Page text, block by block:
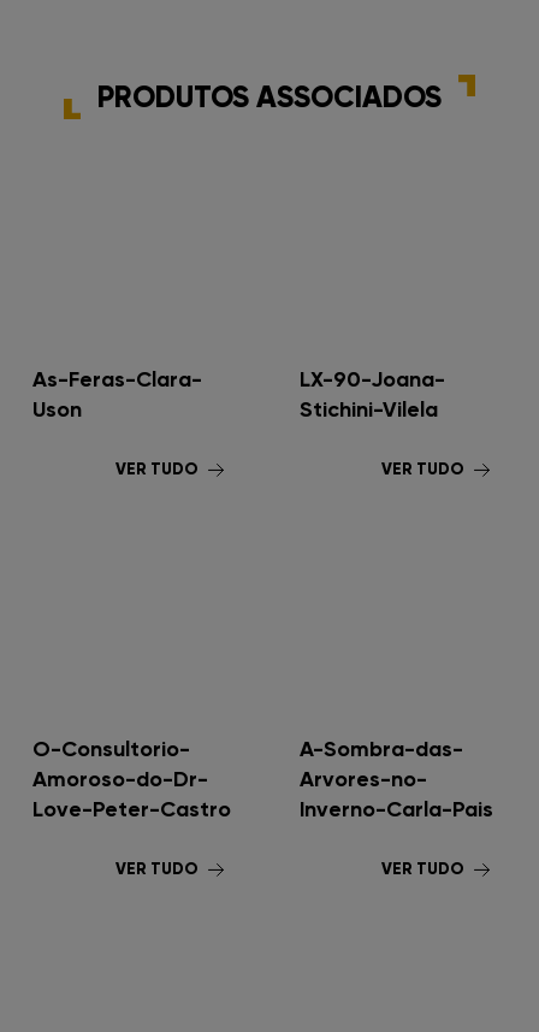
PRODUTOS ASSOCIADOS
As-Feras-Clara-
Uson
VER TUDO
LX-90-Joana-
Stichini-Vilela
VER TUDO
O-Consultorio-
Amoroso-do-Dr-
Love-Peter-Castro
VER TUDO
A-Sombra-das-
Arvores-no-
Inverno-Carla-Pais
VER TUDO